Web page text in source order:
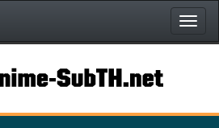
หน้า
แรก